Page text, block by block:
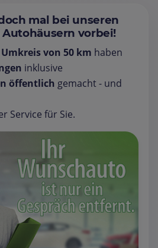
mal bei unseren
vorbei!
Umkreis von 50 km haben
inklusive
öffentlich gemacht - und
Service für Sie.